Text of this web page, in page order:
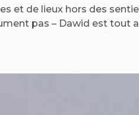
et de lieux hors des
pas – Dawid est tout